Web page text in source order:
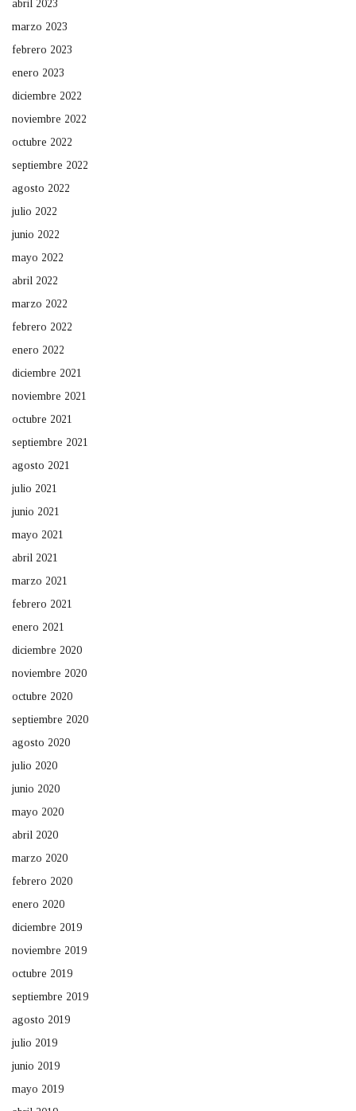
abril 2023
marzo 2023
febrero 2023
enero 2023
diciembre 2022
noviembre 2022
octubre 2022
septiembre 2022
agosto 2022
julio 2022
junio 2022
mayo 2022
abril 2022
marzo 2022
febrero 2022
enero 2022
diciembre 2021
noviembre 2021
octubre 2021
septiembre 2021
agosto 2021
julio 2021
junio 2021
mayo 2021
abril 2021
marzo 2021
febrero 2021
enero 2021
diciembre 2020
noviembre 2020
octubre 2020
septiembre 2020
agosto 2020
julio 2020
junio 2020
mayo 2020
abril 2020
marzo 2020
febrero 2020
enero 2020
diciembre 2019
noviembre 2019
octubre 2019
septiembre 2019
agosto 2019
julio 2019
junio 2019
mayo 2019